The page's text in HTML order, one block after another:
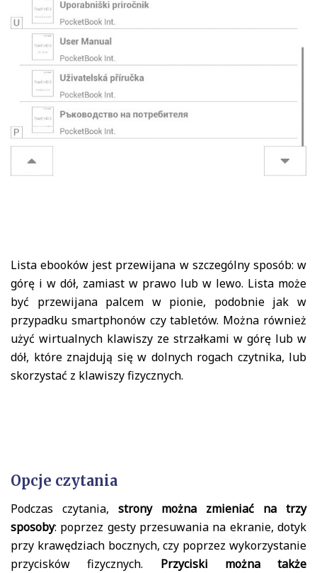
Lista ebooków jest przewijana w szczególny sposób: w
górę i w dół, zamiast w prawo lub w lewo. Lista może
być przewijana palcem w pionie, podobnie jak w
przypadku smartphonów czy tabletów. Można również
użyć wirtualnych klawiszy ze strzałkami w górę lub w
dół, które znajdują się w dolnych rogach czytnika, lub
skorzystać z klawiszy fizycznych.
Opcje czytania
Podczas czytania, strony można zmieniać na trzy
sposoby: poprzez gesty przesuwania na ekranie, dotyk
przy krawędziach bocznych, czy poprzez wykorzystanie
przycisków fizycznych. Przyciski można także